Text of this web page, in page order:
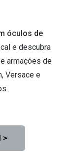
Luís
Ayres
óculos de
e descubra
armações de
Versace e
>